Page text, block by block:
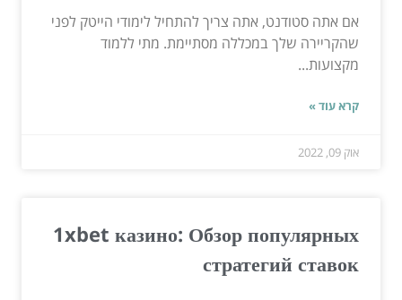
אם אתה סטודנט, אתה צריך להתחיל לימודי הייטק לפני
שהקריירה שלך במכללה מסתיימת. מתי ללמוד
מקצועות...
קרא עוד »
אוק 09, 2022
1xbet казино: Обзор популярных
стратегий ставок